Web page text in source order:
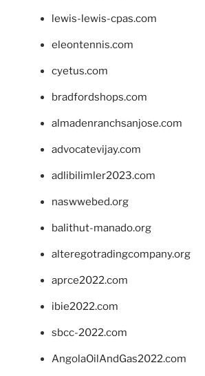
lewis-lewis-cpas.com
eleontennis.com
cyetus.com
bradfordshops.com
almadenranchsanjose.com
advocatevijay.com
adlibilimler2023.com
naswwebed.org
balithut-manado.org
alteregotradingcompany.org
aprce2022.com
ibie2022.com
sbcc-2022.com
AngolaOilAndGas2022.com